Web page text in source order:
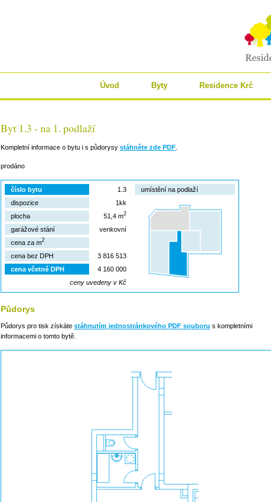
Byt 1.3 - na 1. podlaží
Kompletní informace o bytu i s půdorysy stáhněte zde PDF
prodáno
číslo bytu 1.3
umístění na podlaží
dispozice
1kk
plocha
51,4 m2
garážové stání
venkovní
cena za m2
cena bez DPH
3 816 513
cena včetně DPH
4 160 000
ceny uvedeny v Kč
Půdorys
Půdorys pro tisk získáte stáhnutím jednostránkového PDF souboru s kompletními
informacemi o tomto bytě.
Úvod Byty Residence Krč